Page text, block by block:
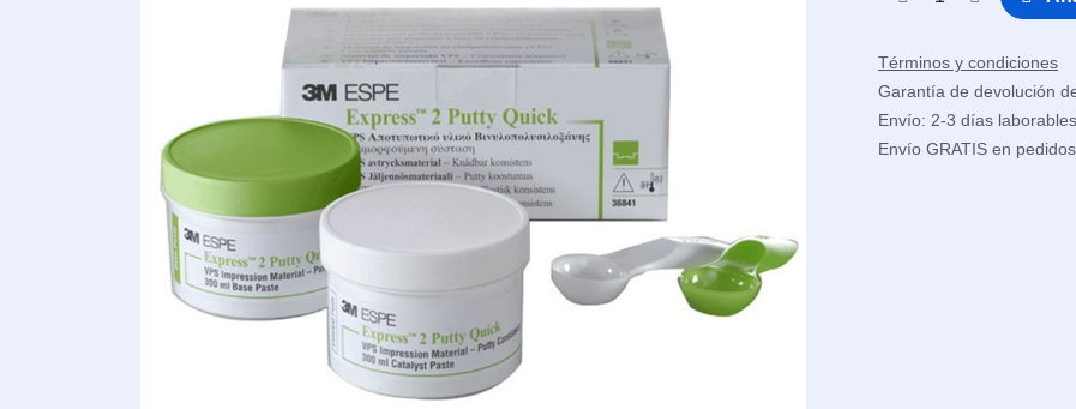
Términos y condiciones
Garantía de devolución
Envío: 2-3 días laborables
Envío GRATIS en